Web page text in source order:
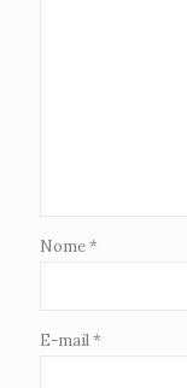
Nome*
E-mail*